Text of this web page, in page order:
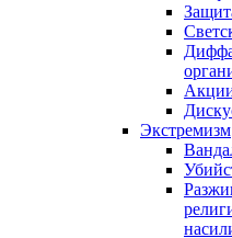
Экстремизм